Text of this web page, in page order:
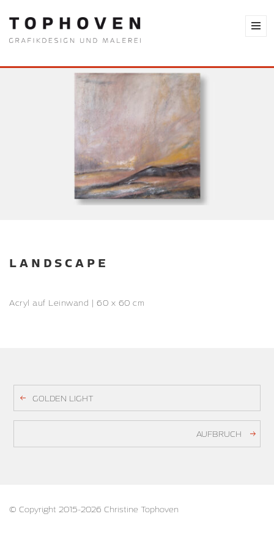
LANDSCAPE
Acryl auf Leinwand | 60 x 60 cm
GOLDEN LIGHT
AUFBRUCH
© Copyright 2015-2026 Christine Tophoven